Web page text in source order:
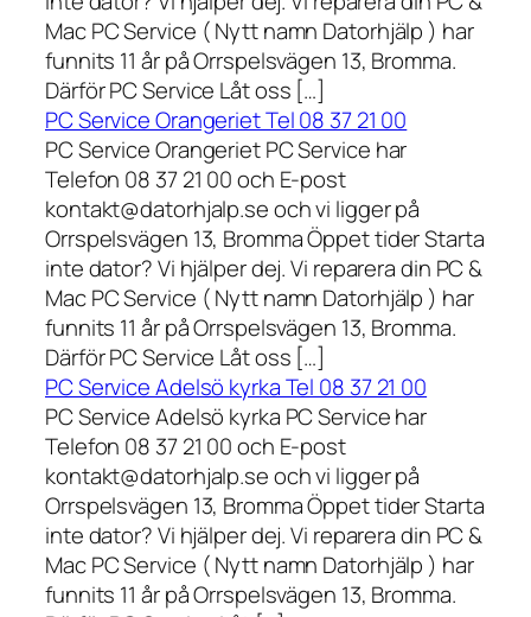
Mac PC Service ( Nytt namn Datorhjälp ) har
funnits 11 år på Orrspelsvägen 13, Bromma.
Därför PC Service Låt oss […]
PC Service Orangeriet Tel 08 37 21 00
PC Service Orangeriet PC Service har
Telefon 08 37 21 00 och E-post
kontakt@datorhjalp.se och vi ligger på
Orrspelsvägen 13, Bromma Öppet tider Starta
inte dator? Vi hjälper dej. Vi reparera din PC &
Mac PC Service ( Nytt namn Datorhjälp ) har
funnits 11 år på Orrspelsvägen 13, Bromma.
Därför PC Service Låt oss […]
PC Service Adelsö kyrka Tel 08 37 21 00
PC Service Adelsö kyrka PC Service har
Telefon 08 37 21 00 och E-post
kontakt@datorhjalp.se och vi ligger på
Orrspelsvägen 13, Bromma Öppet tider Starta
inte dator? Vi hjälper dej. Vi reparera din PC &
Mac PC Service ( Nytt namn Datorhjälp ) har
funnits 11 år på Orrspelsvägen 13, Bromma.